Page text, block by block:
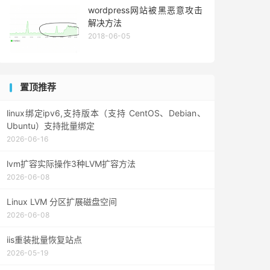
wordpress网站被黑恶意攻击
解决方法
2018-06-05
置顶推荐
linux绑定ipv6,支持版本（支持 CentOS、Debian、
Ubuntu）支持批量绑定
2026-06-16
lvm扩容实际操作3种LVM扩容方法
2026-06-08
Linux LVM 分区扩展磁盘空间
2026-06-08
iis重装批量恢复站点
2026-05-19